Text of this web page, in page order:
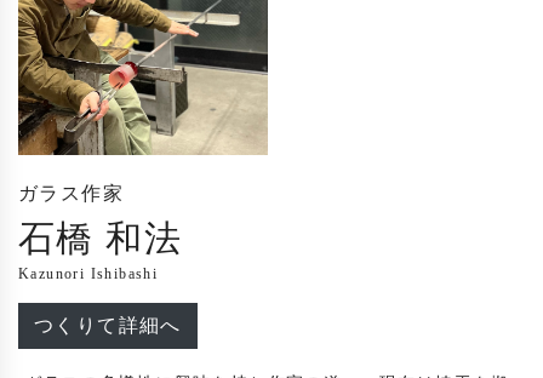
ガラス作家
石橋 和法
Kazunori Ishibashi
つくりて詳細へ